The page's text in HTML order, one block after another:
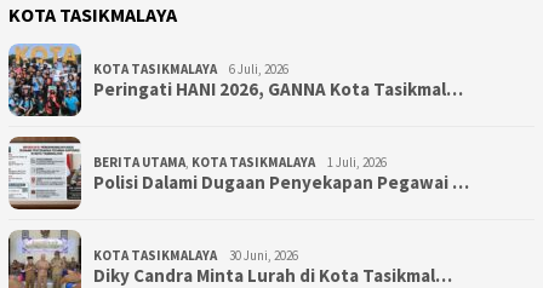
KOTA TASIKMALAYA
KOTA TASIKMALAYA 6 Juli, 2026
Peringati HANI 2026, GANNA Kota Tasikmal…
BERITA UTAMA, KOTA TASIKMALAYA 1 Juli, 2026
Polisi Dalami Dugaan Penyekapan Pegawai …
KOTA TASIKMALAYA 30 Juni, 2026
Diky Candra Minta Lurah di Kota Tasikmal…